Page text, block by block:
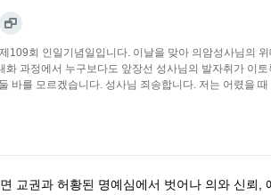
109회 인일기념일입니다. 이날을 맞아 의암성사님의
과정에서 누구보다도 앞장선 성사님의 발자취가 이
바를 모르겠습니다. 성사님 죄송합니다. 저는 어렸을
교권과 허황된 명예심에서 벗어나 의와 신뢰,